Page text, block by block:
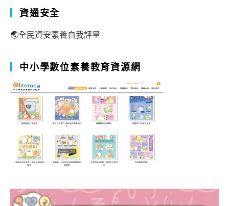
資通安全
🌏全民資安素養自我評量
中小學數位素養教育資源網